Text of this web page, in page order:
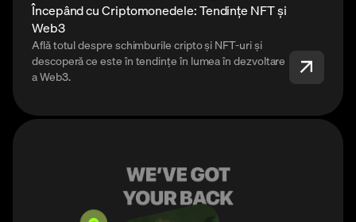
Începând cu Criptomonedele: Tendințe NFT și
Web3
Află totul despre schimburile cripto și NFT-uri și
descoperă ce este în tendințe în lumea în dezvoltare
a Web3.